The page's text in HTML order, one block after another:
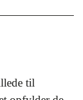
til